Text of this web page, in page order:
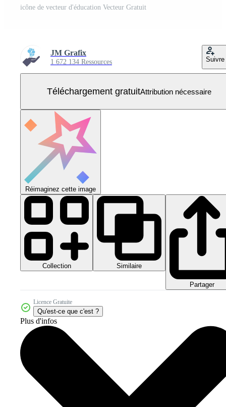
icône de vecteur d'éducation Vecteur Gratuit
JM Grafix
1 672 134 Ressources Suivre
Téléchargement gratuitAttribution nécessaire
Réimaginez cette image
Collection Similaire
Partager
Licence Gratuite
Qu'est-ce que c'est ?
Plus d'infos